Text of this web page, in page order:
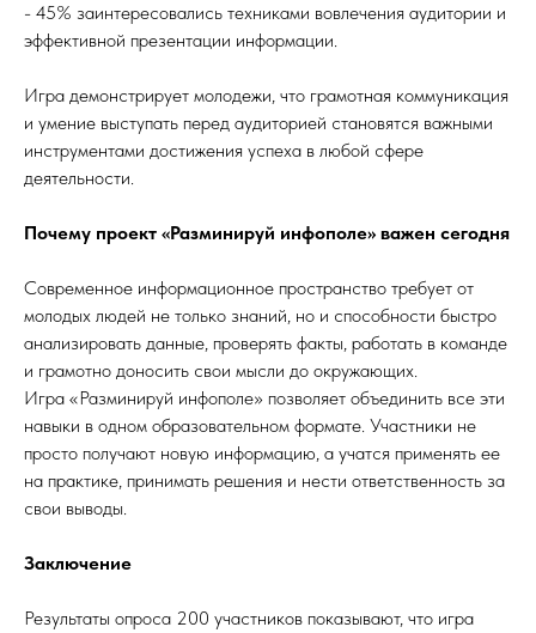
- 45% заинтересовались техниками вовлечения аудитории и
эффективной презентации информации.
Игра демонстрирует молодежи, что грамотная коммуникация
и умение выступать перед аудиторией становятся важными
инструментами достижения успеха в любой сфере
деятельности.
Почему проект «Разминируй инфополе» важен сегодня
Современное информационное пространство требует от
молодых людей не только знаний, но и способности быстро
анализировать данные, проверять факты, работать в команде
и грамотно доносить свои мысли до окружающих.
Игра «Разминируй инфополе» позволяет объединить все эти
навыки в одном образовательном формате. Участники не
просто получают новую информацию, а учатся применять ее
на практике, принимать решения и нести ответственность за
свои выводы.
Заключение
Результаты опроса 200 участников показывают, что игра